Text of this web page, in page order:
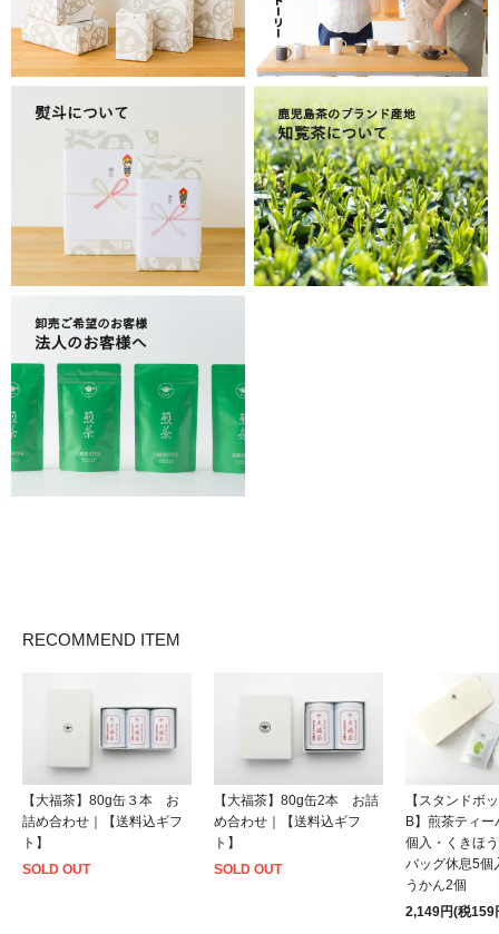
RECOMMEND ITEM
【大福茶】80g缶３本 お
詰め合わせ｜【送料込ギフ
ト】
SOLD OUT
【大福茶】80g缶2本 お詰
め合わせ｜【送料込ギフ
ト】
SOLD OUT
【スタンドボ
B】煎茶ティ
個入・くきほ
バッグ休息5個
うかん2個
2,149円(税159